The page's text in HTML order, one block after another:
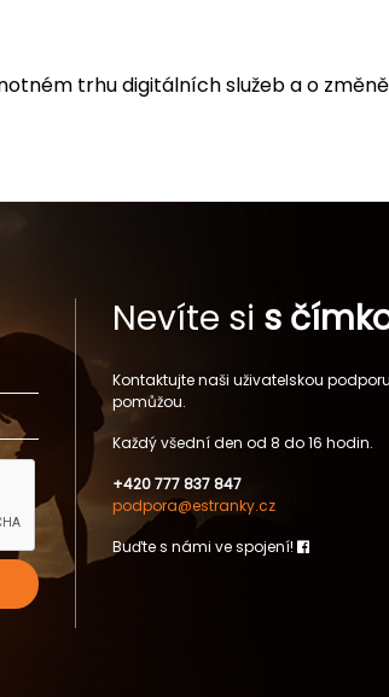
trhu digitálních služeb a o
Nevíte si s
Kontaktujte naši uživatelskou
pomůžou.
Každý všední den od 8 do 16 hodin.
+420 777 837 847
podpora@estranky.cz
Buďte s námi ve spojení!